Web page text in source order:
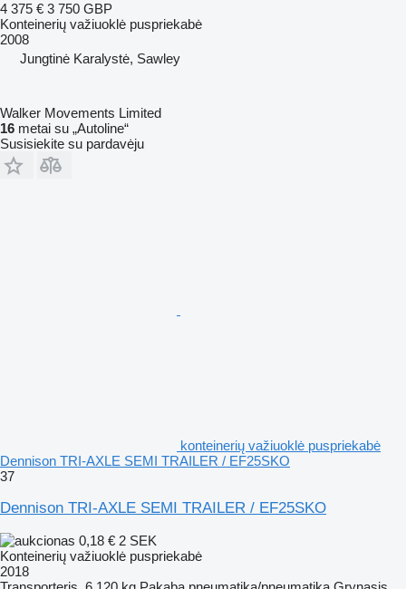
4 375 € 3 750 GBP
Konteinerių važiuoklė puspriekabė
2008
Jungtinė Karalystė, Sawley
Walker Movements Limited
16 metai su „Autoline“
Susisiekite su pardavėju
konteinerių važiuoklė puspriekabė
Dennison TRI-AXLE SEMI TRAILER / EF25SKO
37
Dennison TRI-AXLE SEMI TRAILER / EF25SKO
0,18 € 2 SEK
Konteinerių važiuoklė puspriekabė
2018